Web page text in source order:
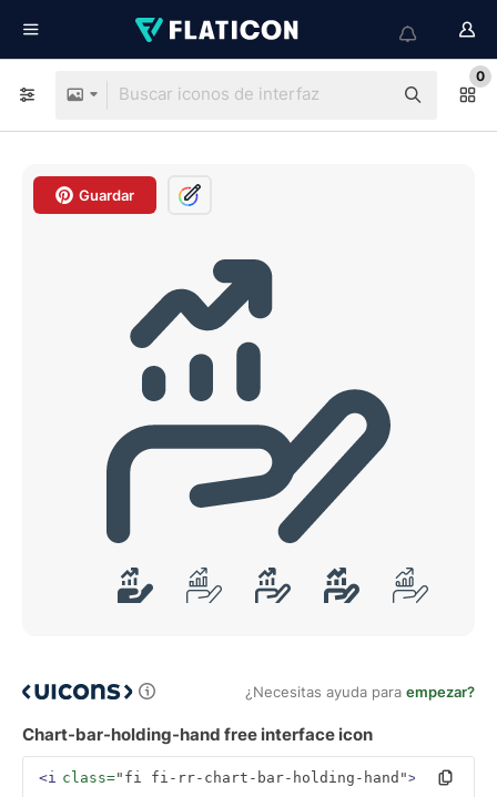
0
Guardar
¿Necesitas ayuda para empezar?
Chart-bar-holding-hand free interface icon
<i class="fi fi-rr-chart-bar-holding-hand"></i>